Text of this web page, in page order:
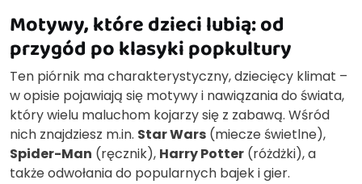
Motywy, które dzieci lubią: od
przygód po klasyki popkultury
Ten piórnik ma charakterystyczny, dziecięcy klimat –
w opisie pojawiają się motywy i nawiązania do świata,
który wielu maluchom kojarzy się z zabawą. Wśród
nich znajdziesz m.in. Star Wars (miecze świetlne),
Spider-Man (ręcznik), Harry Potter (różdżki), a
także odwołania do popularnych bajek i gier.